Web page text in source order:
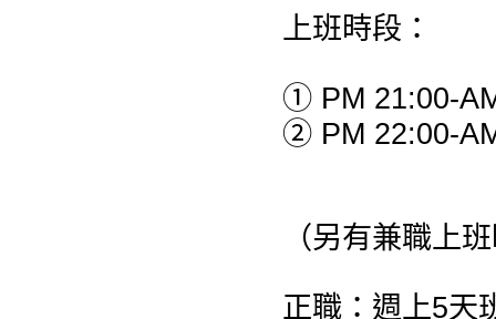
上班時段：
① PM 21:00-
② PM 22:00-
（另有兼職上
正職：週上5天